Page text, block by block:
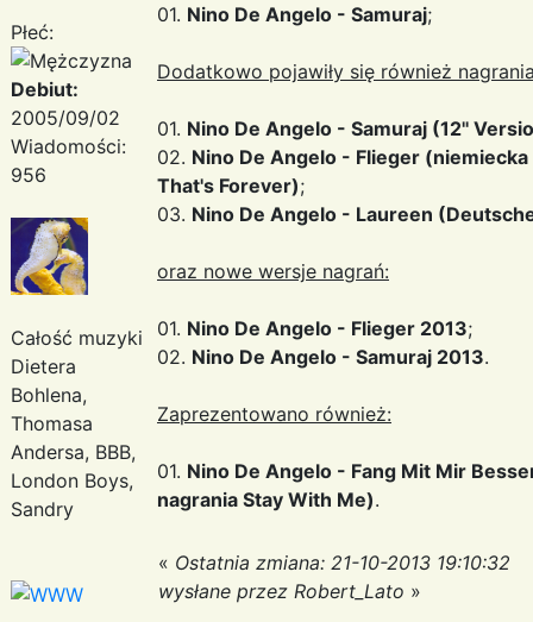
Płeć:
Debiut:
2005/09/02
Wiadomości:
956
Całość muzyki
Dietera
Bohlena,
Thomasa
Andersa, BBB,
London Boys,
Sandry
01. Nino De Angelo - Samuraj;
Dodatkowo pojawiły się również
01. Nino De Angelo - Samuraj (12''
02. Nino De Angelo - Flieger
That's Forever);
03. Nino De Angelo - Laureen
oraz nowe wersje nagrań:
01. Nino De Angelo - Flieger 2013;
02. Nino De Angelo - Samuraj 2013.
Zaprezentowano również:
01. Nino De Angelo - Fang Mit Mir
nagrania Stay With Me).
« Ostatnia zmiana: 21-10-2013 19:10:32
wysłane przez Robert_Lato »